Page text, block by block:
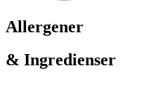
Allergener
& Ingredienser